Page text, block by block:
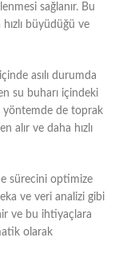
sağlanır. Bu
büyüdüğü ve
asılı durumda
su buharı içindeki
yöntemde de toprak
alır ve daha hızlı
sürecini optimize
ve veri analizi gibi
ve bu ihtiyaçlara
olarak